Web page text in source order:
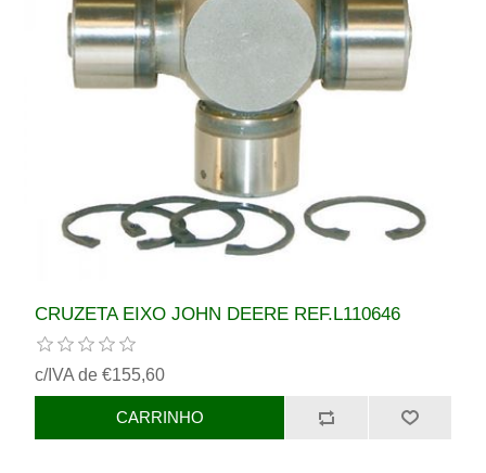
CRUZETA EIXO JOHN DEERE REF.L110646
c/IVA de €155,60